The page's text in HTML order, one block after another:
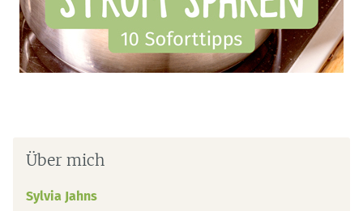
Über mich
Sylvia Jahns